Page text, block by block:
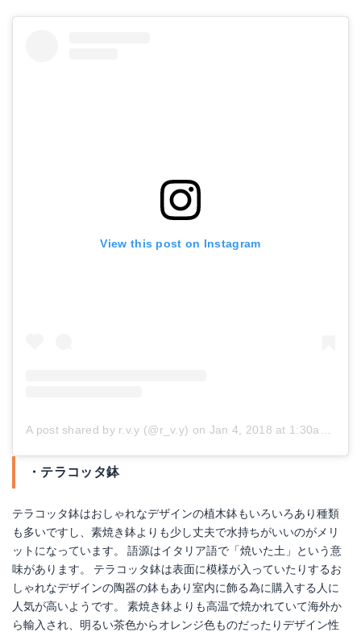
View this post on Instagram
A post shared by r.v.y (@r_v.y) on Jan 4, 2018 at 1:30am PST
・テラコッタ鉢
テラコッタ鉢はおしゃれなデザインの植木鉢もいろいろあり種類
も多いですし、素焼き鉢よりも少し丈夫で水持ちがいいのがメリ
ットになっています。 語源はイタリア語で「焼いた土」という意
味があります。 テラコッタ鉢は表面に模様が入っていたりするお
しゃれなデザインの陶器の鉢もあり室内に飾る為に購入する人に
人気が高いようです。 素焼き鉢よりも高温で焼かれていて海外か
ら輸入され、明るい茶色からオレンジ色ものだったりデザイン性